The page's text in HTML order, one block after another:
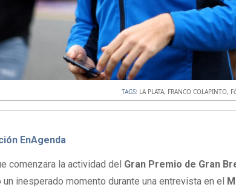
TAGS: LA PLATA, FRANCO COLAPINTO,
EnAgenda
comenzara la actividad del Gran Premio de Gran
inesperado momento durante una entrevista en el